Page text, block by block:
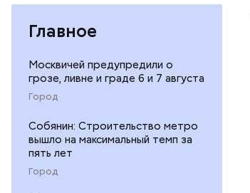
Главное
Москвичей предупредили о
грозе, ливне и граде 6 и 7 августа
Город
Собянин: Строительство метро
вышло на максимальный темп за
пять лет
Город